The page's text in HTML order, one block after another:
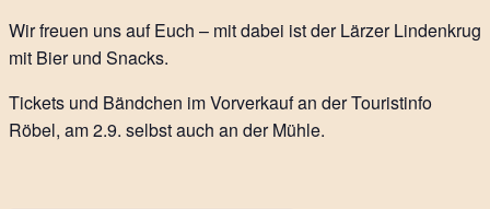
Wir freuen uns auf Euch – mit dabei ist der Lärzer Lindenkrug
mit Bier und Snacks.
Tickets und Bändchen im Vorverkauf an der Touristinfo
Röbel, am 2.9. selbst auch an der Mühle.